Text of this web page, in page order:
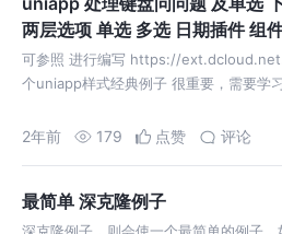
两层选项 单选 多选 日期插件 组
可参照 进行编写 https://
个uniapp样式经典例子 很重要，需要学
2年前 179 点赞 评论
最简单 深克隆例子